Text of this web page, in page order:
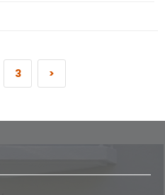
3 >